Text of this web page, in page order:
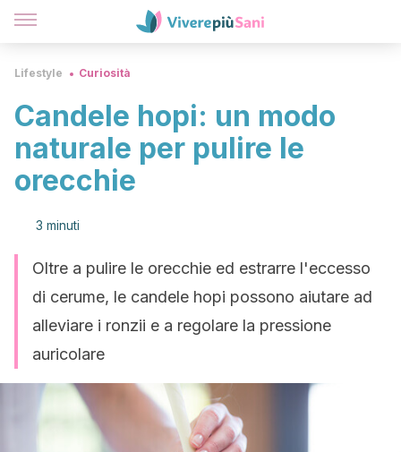
Lifestyle Curiosità
Candele hopi: un modo
naturale per pulire le
orecchie
3 minuti
Oltre a pulire le orecchie ed estrarre l'eccesso
di cerume, le candele hopi possono aiutare ad
alleviare i ronzii e a regolare la pressione
auricolare